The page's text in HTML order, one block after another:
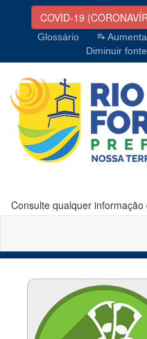
COVID-19
Glossário
Diminuir fonte
Consulte qualquer